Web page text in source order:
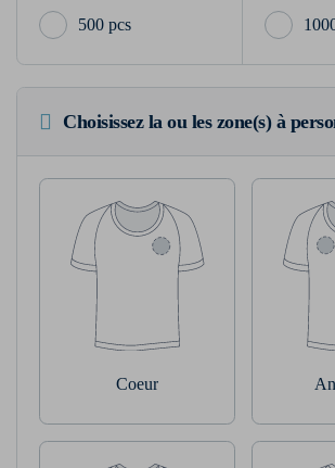
500 pcs
Choisissez la ou les zone(s) à
Coeur